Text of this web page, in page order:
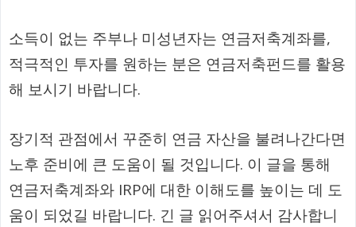
소득이 없는 주부나 미성년자는 연금저축계좌를,
적극적인 투자를 원하는 분은 연금저축펀드를 활용
해 보시기 바랍니다.
장기적 관점에서 꾸준히 연금 자산을 불려나간다면
노후 준비에 큰 도움이 될 것입니다. 이 글을 통해
연금저축계좌와 IRP에 대한 이해도를 높이는 데 도
움이 되었길 바랍니다. 긴 글 읽어주셔서 감사합니